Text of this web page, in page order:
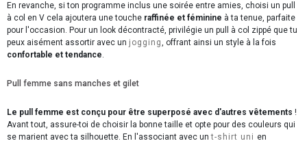
En revanche, si ton programme inclus une soirée entre amies, choisi un pull
à col en V cela ajoutera une touche raffinée et féminine à ta tenue, parfaite
pour l'occasion. Pour un look décontracté, privilégie un pull à col zippé que tu
peux aisément assortir avec un jogging, offrant ainsi un style à la fois
confortable et tendance.
Pull femme sans manches et gilet
Le pull femme est conçu pour être superposé avec d'autres vêtements !
Avant tout, assure-toi de choisir la bonne taille et opte pour des couleurs qui
se marient avec ta silhouette. En l'associant avec unt-shirt uni en